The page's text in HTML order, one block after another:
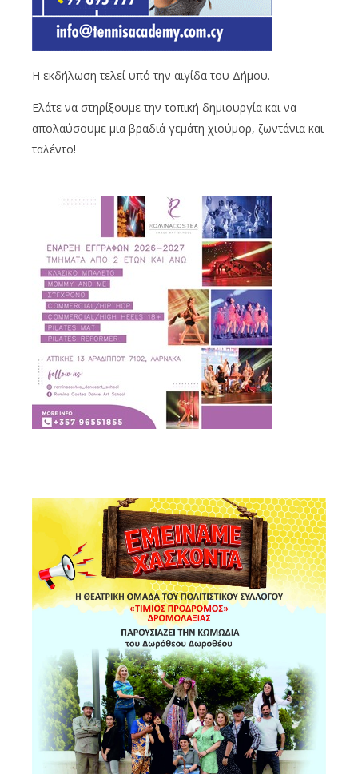
Η εκδήλωση τελεί υπό την αιγίδα του Δήμου.
Ελάτε να στηρίξουμε την τοπική δημιουργία και να
απολαύσουμε μια βραδιά γεμάτη χιούμορ, ζωντάνια και
ταλέντο!